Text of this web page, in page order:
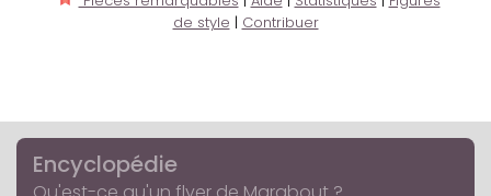
de style | Contribuer
Encyclopédie